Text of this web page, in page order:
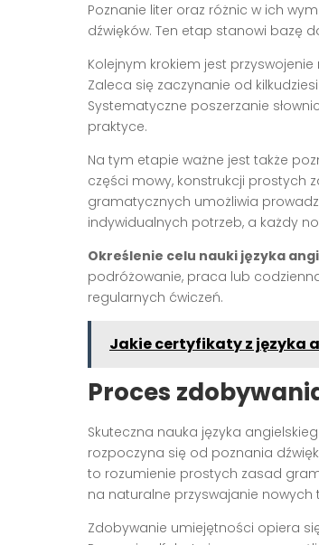
Poznanie liter oraz różnic w ich
dźwięków. Ten etap stanowi bazę
Kolejnym krokiem jest
Zaleca się zaczynanie od
Systematyczne poszerzanie
praktyce.
Na tym etapie ważne jest także
części mowy, konstrukcji prostych
gramatycznych umożliwia
indywidualnych potrzeb, a każdy
Określenie celu nauki języka
podróżowanie, praca lub
regularnych ćwiczeń.
Jakie certyfikaty z języka
Proces
Skuteczna nauka języka
rozpoczyna się od poznania
to rozumienie prostych zasad
na naturalne przyswajanie nowych
Zdobywanie umiejętności opiera